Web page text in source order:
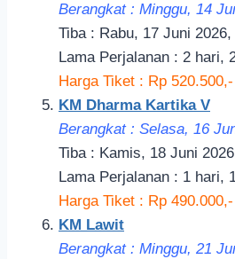
Berangkat : Minggu, 14
Tiba : Rabu, 17 Juni 2026,
Lama Perjalanan : 2 hari,
Harga Tiket : Rp 520.500,-
KM Dharma Kartika V
Berangkat : Selasa, 16
Tiba : Kamis, 18 Juni
Lama Perjalanan : 1 hari,
Harga Tiket : Rp
KM Lawit
Berangkat : Minggu, 21